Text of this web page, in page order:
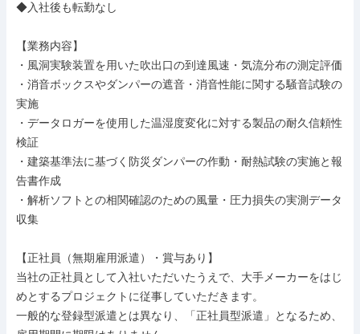
◆入社後も転勤なし
【業務内容】
・風洞実験装置を用いた吹出口の到達風速・気流分布の測定評価
・消音ボックスやダンパーの遮音・消音性能に関する騒音試験の
実施
・データロガーを使用した温湿度変化に対する製品の耐久信頼性
検証
・建築基準法に基づく防災ダンパーの作動・耐熱試験の実施と報
告書作成
・解析ソフトとの相関確認のための風量・圧力損失の実測データ
収集
【正社員（無期雇用派遣）・賞与あり】
当社の正社員として入社いただいたうえで、大手メーカーをはじ
めとするプロジェクトに従事していただきます。
一般的な登録型派遣とは異なり、「正社員型派遣」となるため、